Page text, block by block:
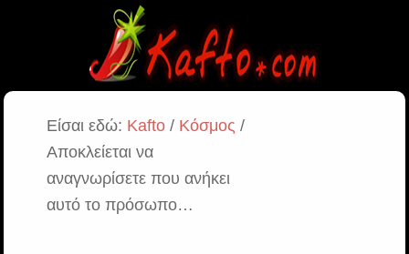
Είσαι εδώ: Kafto/ Κόσμος /
Αποκλείεται να
αναγνωρίσετε που ανήκει
αυτό το πρόσωπο…